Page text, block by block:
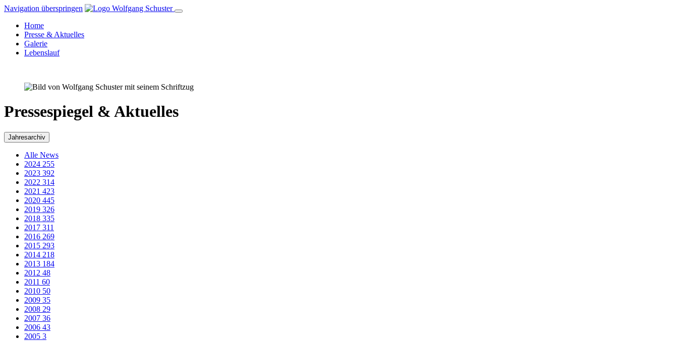
Navigation überspringen
Home
Presse & Aktuelles
Galerie
Lebenslauf
Pressespiegel & Aktuelles
Jahresarchiv
Alle News
2024 255
2023 392
2022 314
2021 423
2020 445
2019 326
2018 335
2017 311
2016 269
2015 293
2014 218
2013 184
2012 48
2011 60
2010 50
2009 35
2008 29
2007 36
2006 43
2005 3